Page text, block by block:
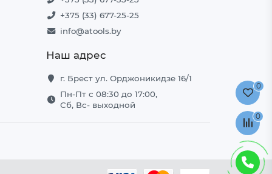
+375 (33) 677-25-25
info@atools.by
Наш адрес
г. Брест ул. Орджоникидзе 16/1
Пн-Пт с 08:30 до 17:00,
Сб, Вс- выходной
0
0